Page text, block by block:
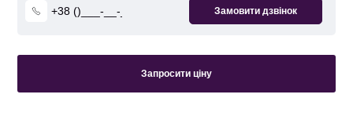
Запросити ціну